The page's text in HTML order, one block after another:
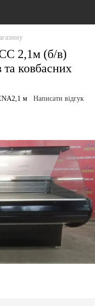
2,1м (б/в)
ковбасних
м Написати відгук